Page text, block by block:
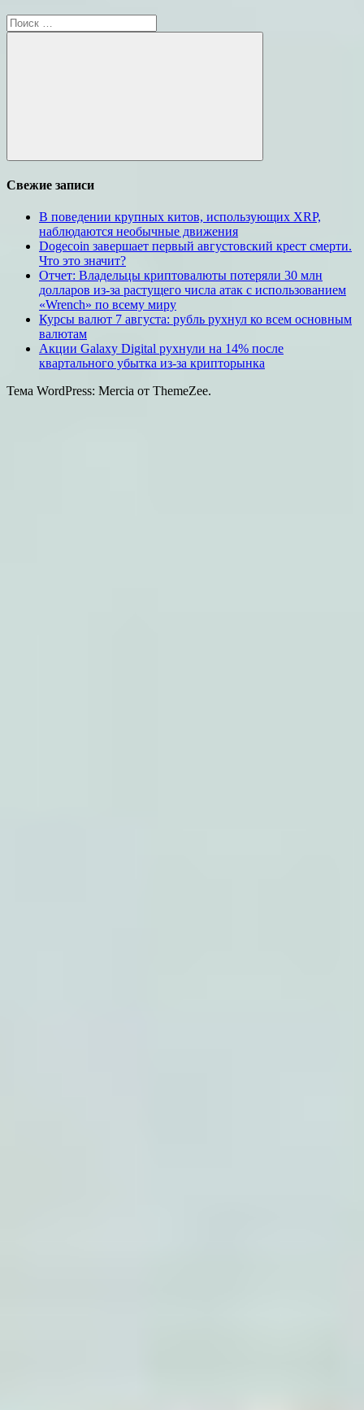
Поиск
для:
Поиск
Свежие записи
В поведении крупных китов, использующих XRP,
наблюдаются необычные движения
Dogecoin завершает первый августовский крест смерти.
Что это значит?
Отчет: Владельцы криптовалюты потеряли 30 млн
долларов из-за растущего числа атак с использованием
«Wrench» по всему миру
Курсы валют 7 августа: рубль рухнул ко всем основным
валютам
Акции Galaxy Digital рухнули на 14% после
квартального убытка из-за крипторынка
Тема WordPress: Mercia от ThemeZee.